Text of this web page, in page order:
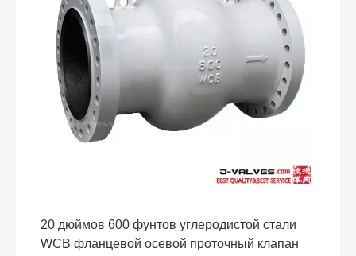
20 дюймов 600 фунтов углеродистой стали
WCB фланцевой осевой проточный клапан